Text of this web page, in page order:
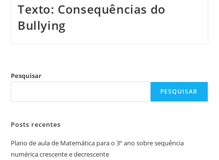
Texto: Consequências do
Bullying
Pesquisar
PESQUISAR
Posts recentes
Plano de aula de Matemática para o 3º ano sobre sequência
numérica crescente e decrescente